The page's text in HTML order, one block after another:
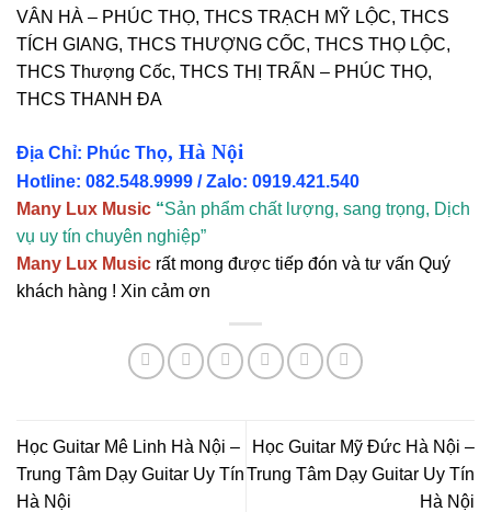
VÂN HÀ – PHÚC THỌ, THCS TRẠCH MỸ LỘC, THCS
TÍCH GIANG, THCS THƯỢNG CỐC, THCS THỌ LỘC,
THCS Thượng Cốc, THCS THỊ TRẤN – PHÚC THỌ,
THCS THANH ĐA
Địa Chỉ: Phúc Thọ, Hà Nội
Hotline: 082.548.9999 / Zalo: 0919.421.540
Many Lux Music “Sản phẩm chất lượng, sang trọng, Dịch
vụ uy tín chuyên nghiệp”
Many Lux Music rất mong được tiếp đón và tư vấn Quý
khách hàng ! Xin cảm ơn
Học Guitar Mê Linh Hà Nội –
Trung Tâm Dạy Guitar Uy Tín
Hà Nội
Học Guitar Mỹ Đức Hà Nội –
Trung Tâm Dạy Guitar Uy Tín
Hà Nội